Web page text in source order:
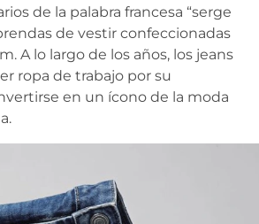
de la palabra francesa “serge
de vestir confeccionadas
A lo largo de los años, los jeans
ropa de trabajo por su
en un ícono de la moda